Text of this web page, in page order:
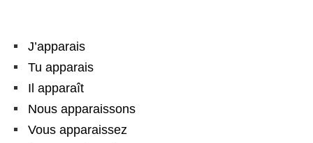
J’apparais
Tu apparais
Il apparaît
Nous apparaissons
Vous apparaissez